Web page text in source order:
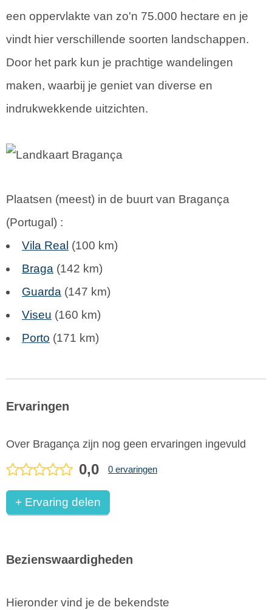
een oppervlakte van zo'n 75.000 hectare en je
vindt hier verschillende soorten landschappen.
Door het park kun je prachtige wandelingen
maken, waarbij je geniet van diverse en
indrukwekkende uitzichten.
Plaatsen (meest) in de buurt van Bragança
(Portugal) :
Vila Real (100 km)
Braga (142 km)
Guarda (147 km)
Viseu (160 km)
Porto (171 km)
Ervaringen
Over Bragança zijn nog geen ervaringen ingevuld
0,0 0 ervaringen
+ Ervaring delen
Bezienswaardigheden
Hieronder vind je de bekendste